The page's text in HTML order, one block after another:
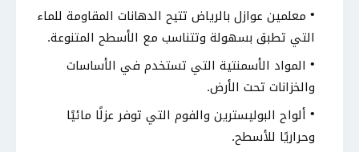
معلمين عوازل بالرياض تتيح الدهانات المقاومة للماء
التي تطبق بسهولة وتتناسب مع الأسطح المتنوعة.
المواد الأسمنتية التي تستخدم في الأساسات
والخزانات تحت الأرض.
ألواح البوليسترين والفوم التي توفر عزلًا مائيًا
وحراريًا للأسطح.